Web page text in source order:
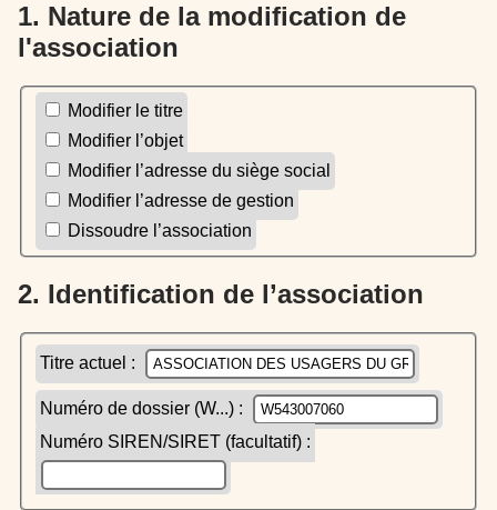
1. Nature de la modification de
l'association
Modifier le titre
Modifier l’objet
Modifier l’adresse du siège social
Modifier l’adresse de gestion
Dissoudre l’association
2. Identification de l’association
Titre actuel :
Numéro de dossier (W...) :
Numéro SIREN/SIRET (facultatif) :